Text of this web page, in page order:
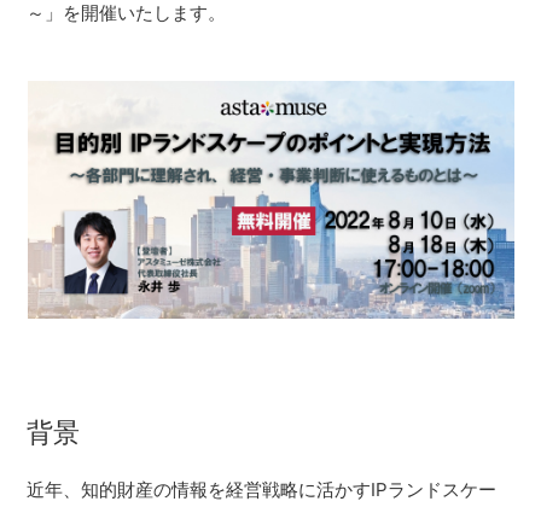
～」を開催いたします。
背景
近年、知的財産の情報を経営戦略に活かすIPランドスケー